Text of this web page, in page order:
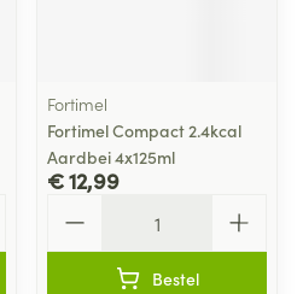
Fortimel
Fortimel Compact 2.4kcal
Aardbei 4x125ml
€ 12,99
Bestel